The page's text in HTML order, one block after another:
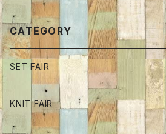
たかチュニック
CATEGORY
SET FAIR
ボトム
KNIT FAIR